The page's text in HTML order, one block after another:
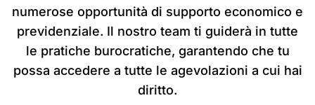
numerose opportunità di supporto economico e
previdenziale. Il nostro team ti guiderà in tutte
le pratiche burocratiche, garantendo che tu
possa accedere a tutte le agevolazioni a cui hai
diritto.